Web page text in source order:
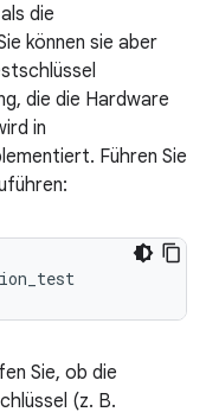
die
können sie aber
die die Hardware
in
Führen Sie
Sie, ob die
(z. B.